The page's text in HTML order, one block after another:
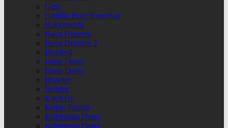
Giriş
Günlük Burç Yorumları
Hakkımızda
Hava Durumu
Hava Durumu 2
Header4
Hisse Detay
Hisse Detay
Hisseler
İletişim
Kayıt Ol
Kripto Paralar
Kriptopara Detay
Kriptopara Detay